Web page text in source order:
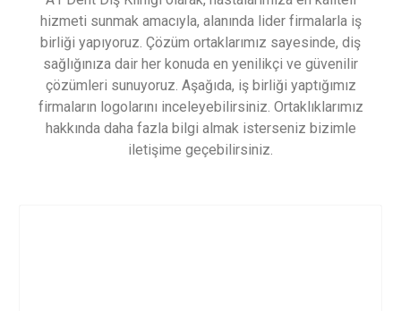
hizmeti sunmak amacıyla, alanında lider firmalarla iş
birliği yapıyoruz. Çözüm ortaklarımız sayesinde, diş
sağlığınıza dair her konuda en yenilikçi ve güvenilir
çözümleri sunuyoruz. Aşağıda, iş birliği yaptığımız
firmaların logolarını inceleyebilirsiniz. Ortaklıklarımız
hakkında daha fazla bilgi almak isterseniz bizimle
iletişime geçebilirsiniz.